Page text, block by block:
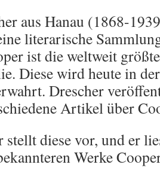
aus Hanau (1868-
literarische
ist die weltweit
Diese wird heute in
Drescher
Artikel über
stellt diese vor, und er
Werke